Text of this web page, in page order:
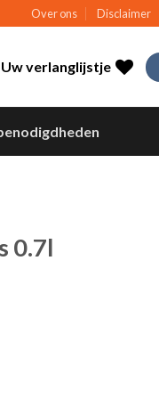
Over ons Disclaimer
Uw verlanglijstje
0.7l